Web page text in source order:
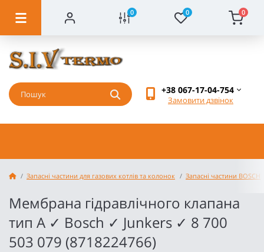
0 0 0
+38 067-17-04-754
Замовити дзвінок
Запасні частини для газових котлів та колонок Запасні частини BOSCH
Мембрана гідравлічного клапана
тип А ✓ Bosch ✓ Junkers ✓ 8 700
503 079 (8718224766)